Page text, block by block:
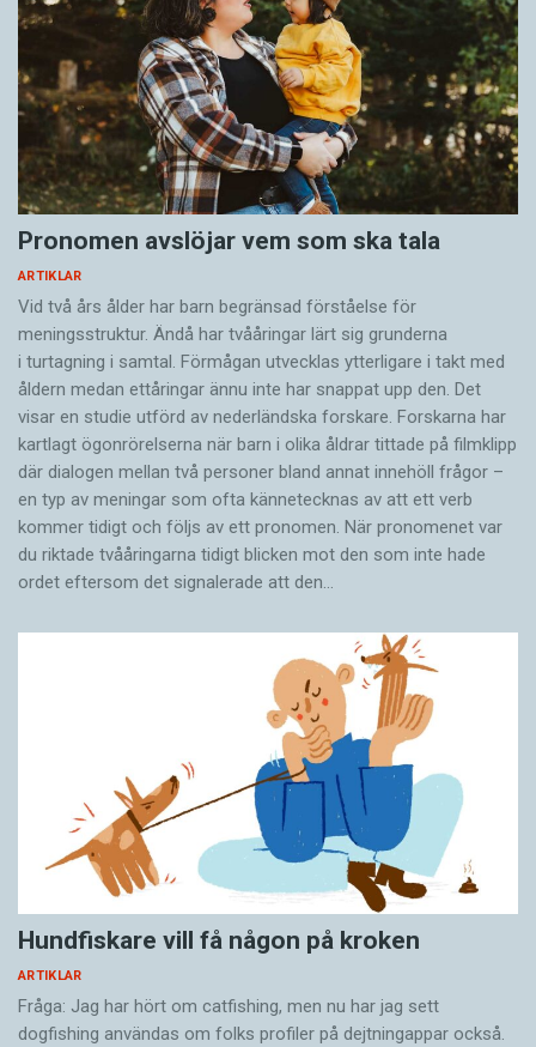
Pronomen avslöjar vem som ska tala
ARTIKLAR
Vid två års ålder har barn begränsad förståelse för
meningsstruktur. Ändå har tvååringar lärt sig grunderna
i turtagning i samtal. Förmågan utvecklas ytterligare i takt med
åldern medan ettåringar ännu inte har snappat upp den. Det
visar en studie utförd av nederländska forskare. Forskarna har
kartlagt ögonrörelserna när barn i olika åldrar tittade på filmklipp
där dialogen mellan två personer bland annat innehöll frågor –
en typ av meningar som ofta kännetecknas av att ett verb
kommer tidigt och följs av ett pronomen. När pronomenet var
du riktade tvååringarna tidigt blicken mot den som inte hade
ordet eftersom det ­signalerade att den…
Hundfiskare vill få någon på kroken
ARTIKLAR
Fråga: Jag har hört om catfishing, men nu har jag sett
dogfishing användas om folks profiler på dejtningappar också.